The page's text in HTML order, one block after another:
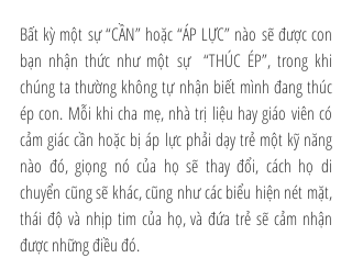
Bất kỳ một sự “CẦN” hoặc “ÁP LỰC” nào sẽ được con
bạn nhận thức như một sự  “THÚC ÉP”, trong khi
chúng ta thường không tự nhận biết mình đang thúc
ép con. Mỗi khi cha mẹ, nhà trị liệu hay giáo viên có
cảm giác cần hoặc bị áp lực phải dạy trẻ một kỹ năng
nào đó, giọng nó của họ sẽ thay đổi, cách họ di
chuyển cũng sẽ khác, cũng như các biểu hiện nét mặt,
thái độ và nhịp tim của họ, và đứa trẻ sẽ cảm nhận
được những điều đó.